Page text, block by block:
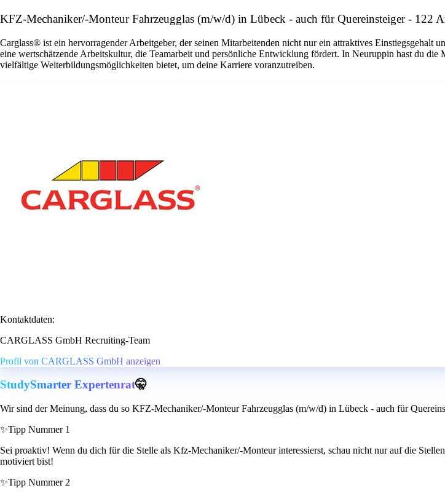
KFZ-Mechaniker/-Monteur Fahrzeugglas (m/w/d) in Lübeck - auch für Quereinsteiger - 122
Carglass® ist ein hervorragender Arbeitgeber, der seinen Mitarbeitenden nicht nur ein attraktives Einstiegsgehalt
eine wertschätzende Arbeitskultur, die Teamarbeit und persönliche Entwicklung fördert. In Neuruppin hast du
vielfältige Weiterbildungsmöglichkeiten bietet, um deine Karriere voranzutreiben.
Kontaktdaten:
CARGLASS GmbH Recruiting-Team
Profil von CARGLASS GmbH anzeigen
StudySmarter Expertenrat🤫
Wir sind der Meinung, dass du so KFZ-Mechaniker/-Monteur Fahrzeugglas (m/w/d) in Lübeck - auch für
✨Tipp Nummer 1
Sei proaktiv! Wenn du dich für die Stelle als Kfz-Mechaniker/-Monteur interessierst, schau nicht nur auf die
motiviert bist!
✨Tipp Nummer 2